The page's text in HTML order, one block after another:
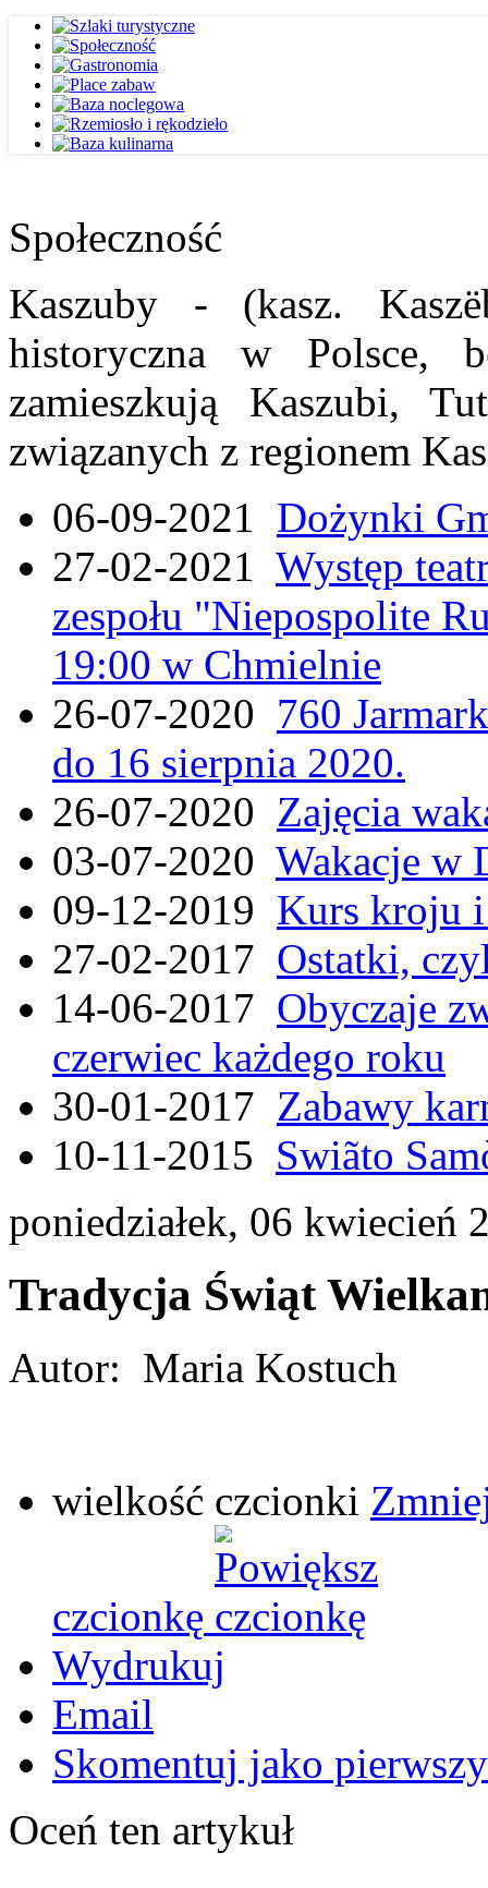
Społeczność
Kaszuby - (kasz.
historyczna w Polsce,
zamieszkują Kaszubi,
związanych z regionem
06-09-2021 Dożynki
27-02-2021 Występ
zespołu "Niepospolite
19:00 w Chmielnie
26-07-2020 760
do 16 sierpnia 2020.
26-07-2020 Zajęcia
03-07-2020 Wakacje w
09-12-2019 Kurs kroju i
27-02-2017 Ostatki,
14-06-2017 Obyczaje
czerwiec każdego roku
30-01-2017 Zabawy
10-11-2015 Swiãto
poniedziałek, 06 kwiecień
Tradycja Świąt
Autor: Maria Kostuch
wielkość czcionki
czcionkę
Wydrukuj
Email
Skomentuj jako
Oceń ten artykuł